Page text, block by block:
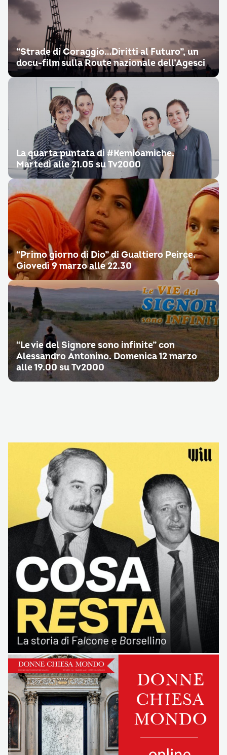
“Strade di Coraggio…Diritti al Futuro”, un
docu-film sulla Route nazionale dell’Agesci
La quarta puntata di #Kemioamiche.
Martedì alle 21.05 su Tv2000
“Primo giorno di Dio” di Gualtiero Peirce.
Giovedì 9 marzo alle 22.30
“Le vie del Signore sono infinite” con
Alessandro Antonino. Domenica 12 marzo
alle 19.00 su Tv2000